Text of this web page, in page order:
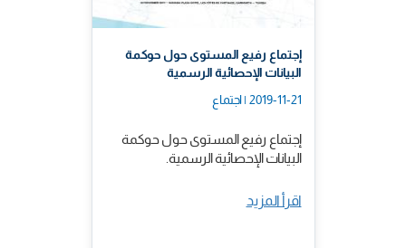
إجتماع رفيع المستوى حول حوكمة
البيانات الإحصائية الرسمية
2019-11-21 | اجتماع
إجتماع رفيع المستوى حول حوكمة
البيانات الإحصائية الرسمية.
اقرأ المزيد